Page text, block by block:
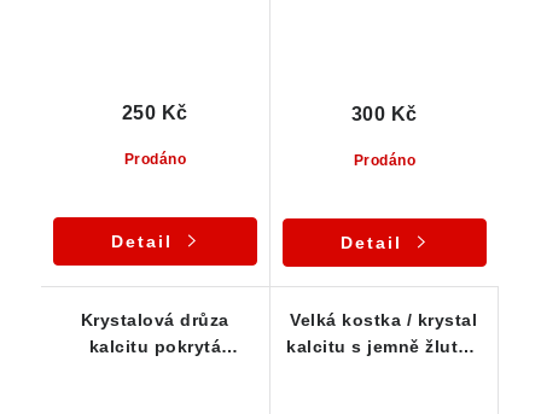
Prodáno
250 Kč
Detail
Prodáno
300 Kč
Detail
Krystalová drůza
kalcitu pokrytá
Velká kostka / krystal
kalcitu s jemně žlutou